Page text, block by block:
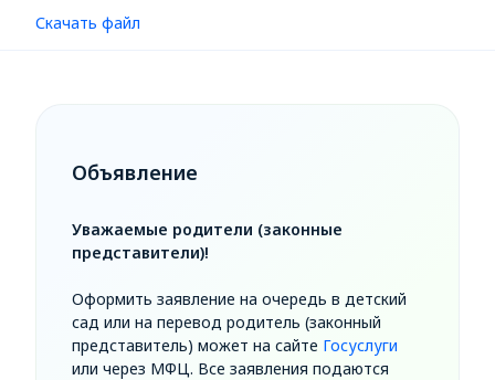
Скачать файл
Объявление
Уважаемые родители (законные
представители)!
Оформить заявление на очередь в детский
сад или на перевод родитель (законный
представитель) может на сайте Госуслуги
или через МФЦ. Все заявления подаются